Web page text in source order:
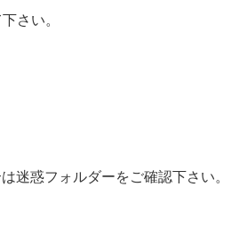
さい。
迷惑フォルダーをご確認下さい。